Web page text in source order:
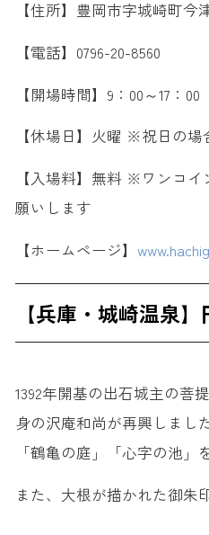
【住所】豊岡市字城崎町今
【電話】0796-20-8560
【開場時間】9：00～17：00
【休場日】火曜 ※祝日の
【入場料】無料 ※ワンコ
願いします
【ホームページ】
【兵庫・城崎温泉
1392年開基の出石城主の菩
身の沢庵和尚が再興しまし
「鶴亀の庭」「心字の池」
また、大根が描かれた御朱